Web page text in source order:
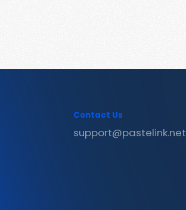
Contact Us
support@pastelink.net